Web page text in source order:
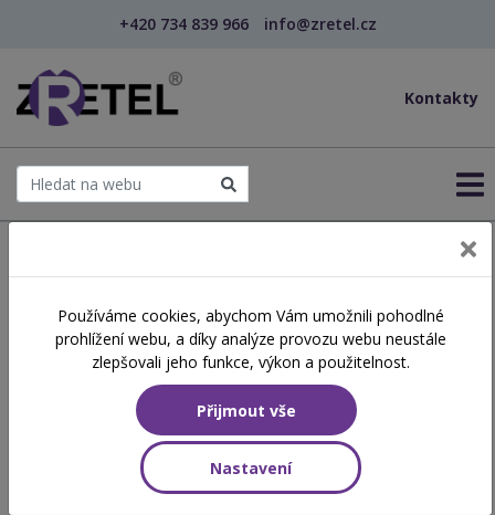
+420 734 839 966 info@zretel.cz
Kontakty
šablony
Kurz efektivního učení,
rozvoje paměti – Metoda 3T
(webinář)
Hodinová dotace
Používáme cookies, abychom Vám umožnili pohodlné
prohlížení webu, a díky analýze provozu webu neustále
zlepšovali jeho funkce, výkon a použitelnost.
Přijmout vše
Nastavení